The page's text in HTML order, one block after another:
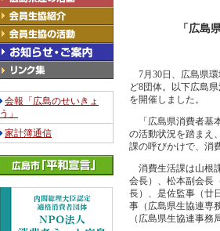
会報「広島のせいきょ
う」
家計簿通信
「広島
7月30日、広島県
ど8団体。以下広島
を開催しました。
「広島県消費者基
の活動状況を踏まえ
課の呼びかけで、消
消費生活課は山根
会長）、松本副会長
長）、是佐監事（廿
事（広島県生協連専
（広島県生協連事